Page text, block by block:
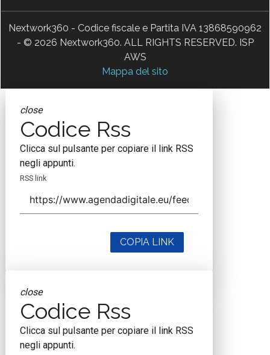
Nextwork360 - Codice fiscale e Partita IVA 13868590962
- © 2026 Nextwork360. ALL RIGHTS RESERVED. ISP
AWS
Mappa del sito
close
Codice Rss
Clicca sul pulsante per copiare il link RSS
negli appunti.
RSS link
COPIA LINK
close
Codice Rss
Clicca sul pulsante per copiare il link RSS
negli appunti.